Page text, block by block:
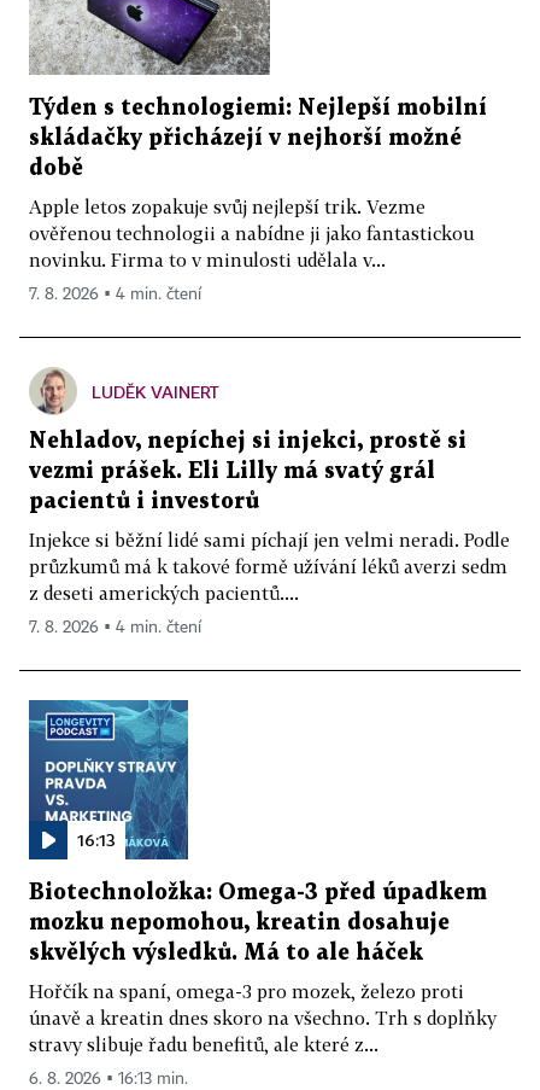
Týden s technologiemi: Nejlepší mobilní
skládačky přicházejí v nejhorší možné
době
Apple letos zopakuje svůj nejlepší trik. Vezme
ověřenou technologii a nabídne ji jako fantastickou
novinku. Firma to v minulosti udělala v...
7. 8. 2026 ▪ 4 min. čtení
LUDĚK VAINERT
Nehladov, nepíchej si injekci, prostě si
vezmi prášek. Eli Lilly má svatý grál
pacientů i investorů
Injekce si běžní lidé sami píchají jen velmi neradi. Podle
průzkumů má k takové formě užívání léků averzi sedm
z deseti amerických pacientů....
7. 8. 2026 ▪ 4 min. čtení
16:13
Biotechnoložka: Omega-3 před úpadkem
mozku nepomohou, kreatin dosahuje
skvělých výsledků. Má to ale háček
Hořčík na spaní, omega-3 pro mozek, železo proti
únavě a kreatin dnes skoro na všechno. Trh s doplňky
stravy slibuje řadu benefitů, ale které z...
6. 8. 2026 ▪ 16:13 min.